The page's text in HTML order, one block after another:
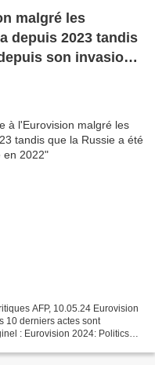
malgré les
depuis 2023 tandis
son invasion
AFP, 10.05.24 Eurovision
10 derniers actes sont
: Eurovision 2024: Politics